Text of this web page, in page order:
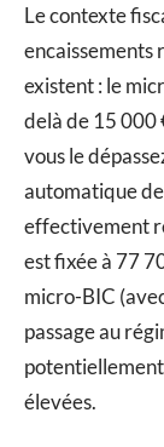
Le contexte
encaissements
existent : le
delà de 15 000
vous le
automatique
effectivement
est fixée à 77
micro-BIC
passage au
élevées.